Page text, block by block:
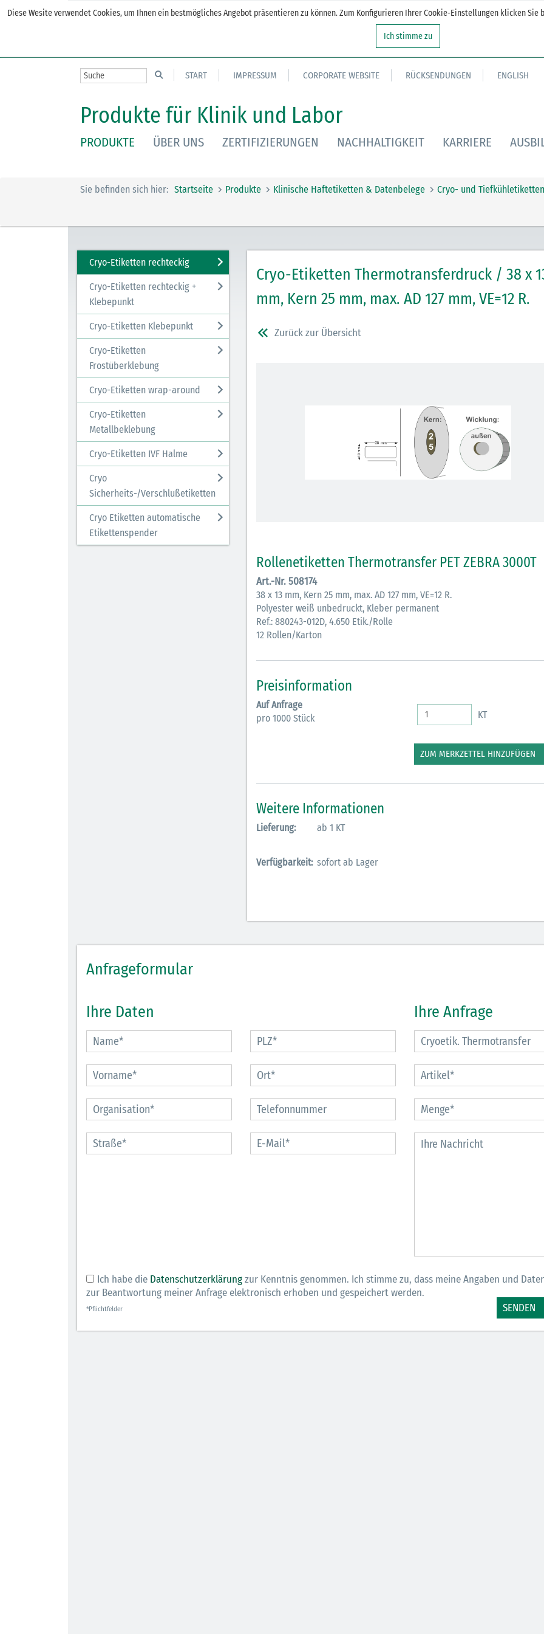
Diese Wesite verwendet Cookies, um Ihnen ein bestmögliches Angebot präsentieren zu können. Zum Konfigurieren Ihrer Cookie-Einstellungen klicken Sie
Ich stimme zu
START IMPRESSUM CORPORATE WEBSITE RÜCKSENDUNGEN ENGLISH
Produkte für Klinik und Labor
PRODUKTE ÜBER UNS ZERTIFIZIERUNGEN NACHHALTIGKEIT KARRIERE
Sie befinden sich hier: Startseite Produkte Klinische Haftetiketten & Datenbelege Cryo- und Tiefkühletiketten
Cryo-Etiketten rechteckig
Cryo-Etiketten rechteckig +
Klebepunkt
Cryo-Etiketten Klebepunkt
Cryo-Etiketten
Frostüberklebung
Cryo-Etiketten wrap-around
Cryo-Etiketten
Metallbeklebung
Cryo-Etiketten IVF Halme
Cryo
Sicherheits-/Verschlußetiketten
Cryo Etiketten automatische
Etikettenspender
Cryo-Etiketten Thermotransferdruck / 38 x
mm, Kern 25 mm, max. AD 127 mm, VE=12 R.
Zurück zur Übersicht
Rollenetiketten Thermotransfer PET ZEBRA 3000T
Art.-Nr. 508174
38 x 13 mm, Kern 25 mm, max. AD 127 mm, VE=12 R.
Polyester weiß unbedruckt, Kleber permanent
Ref.: 880243-012D, 4.650 Etik./Rolle
12 Rollen/Karton
Preisinformation
Auf Anfrage
pro 1000 Stück
KT
ZUM MERKZETTEL HINZUFÜGEN
Weitere Informationen
Lieferung: ab 1 KT
Verfügbarkeit: sofort ab Lager
Anfrageformular
Ihre Daten Ihre Anfrage
Ich habe die Datenschutzerklärungzur Kenntnis genommen. Ich stimme zu, dass meine Angaben und
zur Beantwortung meiner Anfrage elektronisch erhoben und gespeichert werden.
*Pflichtfelder SENDEN
Diagramm
Ein ganzes